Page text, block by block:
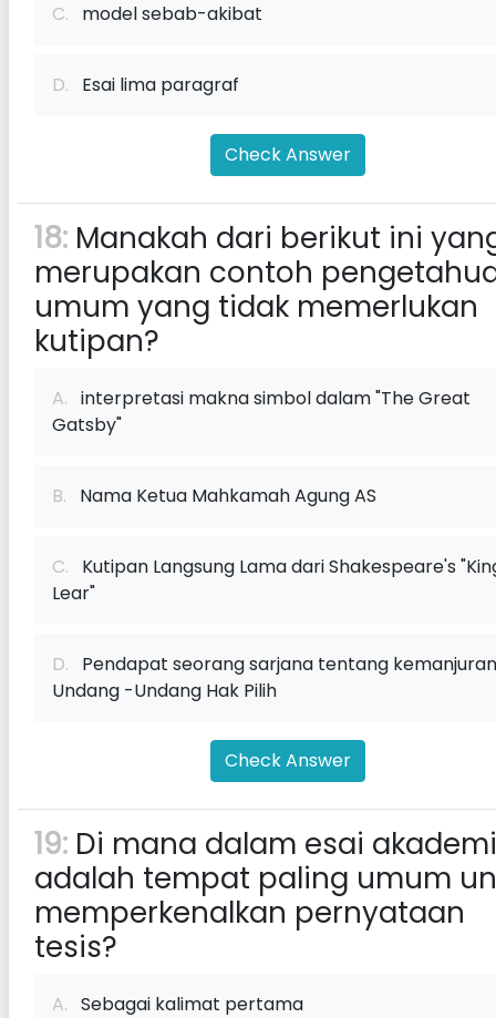
C. model sebab-akibat
D. Esai lima paragraf
Check Answer
18: Manakah dari berikut ini
merupakan contoh
umum yang tidak memerlukan
kutipan?
A. interpretasi makna simbol dalam "The Great
Gatsby"
B. Nama Ketua Mahkamah Agung AS
C. Kutipan Langsung Lama dari Shakespeare's
Lear"
D. Pendapat seorang sarjana tentang kemanjuran
Undang -Undang Hak Pilih
Check Answer
19: Di mana dalam esai
adalah tempat paling umum
memperkenalkan pernyataan
tesis?
A. Sebagai kalimat pertama